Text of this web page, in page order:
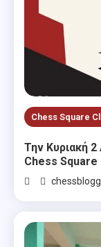
Chess Square
Την Κυριακή
Chess Square